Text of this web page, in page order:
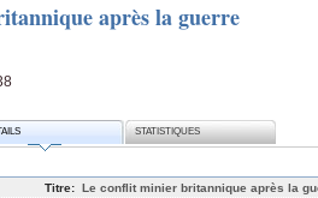
après la guerre
STATISTIQUES
Titre: Le conflit minier britannique après la